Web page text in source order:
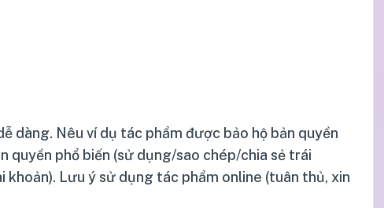
dàng. Nêu ví dụ tác phẩm được bảo hộ bản quyền
quyền phổ biến (sử dụng/sao chép/chia sẻ trái
khoản). Lưu ý sử dụng tác phẩm online (tuân thủ, xin